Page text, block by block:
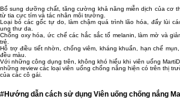
Bổ sung dưỡng chất, tăng cường khả năng miễn dịch của cơ
từ tia cực tím và tác nhân môi trường.
Loại bỏ các gốc tự do, làm chậm quá trình lão hóa, đẩy lùi
ung thư da.
Chống oxy hóa, ức chế các hắc sắc tố melanin, làm mờ và
trẻ.
Hỗ trợ điều tiết nhờn, chống viêm, kháng khuẩn, hạn chế
đều màu.
Với những công dụng trên, không khó hiểu khi viên uống
những review các loại viên uống chống nắng hiện có trên thị
của các cô gái.
#Hướng dẫn cách sử dụng Viên uống chống nắng